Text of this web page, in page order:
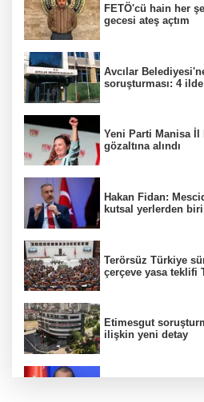
FETÖ'cü hain her
gecesi ateş açtım
Avcılar
soruşturması: 4 ilde
Yeni Parti Manisa İl
gözaltına alındı
Hakan Fidan:
kutsal yerlerden biri
Terörsüz Türkiye
çerçeve yasa teklifi
Etimesgut
ilişkin yeni detay